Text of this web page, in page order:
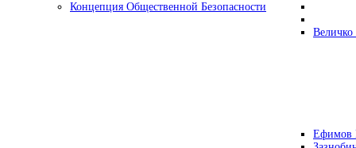
Концепция Общественной Безопасности
Ефимов